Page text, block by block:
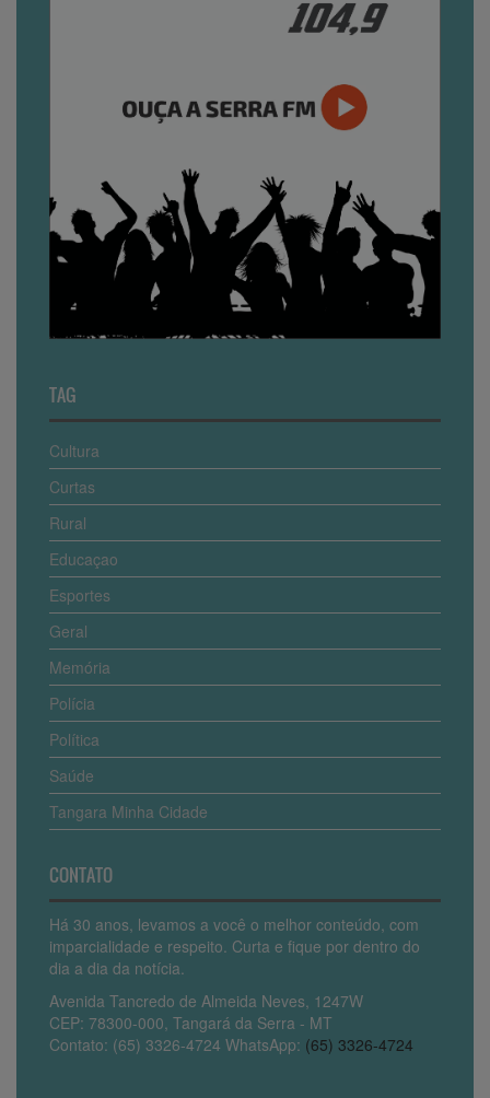
TAG
Cultura
Curtas
Rural
Educaçao
Esportes
Geral
Memória
Polícia
Política
Saúde
Tangara Minha Cidade
CONTATO
Há 30 anos, levamos a você o melhor conteúdo, com
imparcialidade e respeito. Curta e fique por dentro do
dia a dia da notícia.
Avenida Tancredo de Almeida Neves, 1247W
CEP: 78300-000, Tangará da Serra - MT
Contato: (65) 3326-4724 WhatsApp: (65) 3326-4724